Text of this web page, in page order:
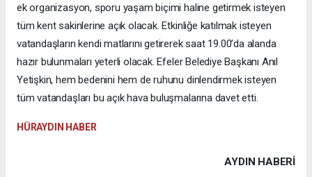
ek organizasyon, sporu yaşam biçimi haline getirmek isteyen
tüm kent sakinlerine açık olacak. Etkinliğe katılmak isteyen
vatandaşların kendi matlarını getirerek saat 19.00’da alanda
hazır bulunmaları yeterli olacak. Efeler Belediye Başkanı Anıl
Yetişkin, hem bedenini hem de ruhunu dinlendirmek isteyen
tüm vatandaşları bu açık hava buluşmalarına davet etti.
HÜRAYDIN HABER
AYDIN HABERİ